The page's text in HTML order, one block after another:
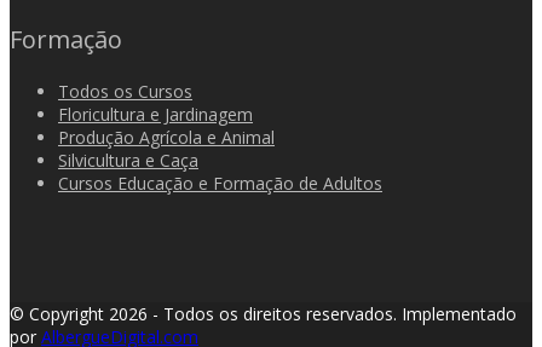
Formação
Todos os Cursos
Floricultura e Jardinagem
Produção Agrícola e Animal
Silvicultura e Caça
Cursos Educação e Formação de Adultos
© Copyright 2026 - Todos os direitos reservados. Implementado
por AlbergueDigital.com